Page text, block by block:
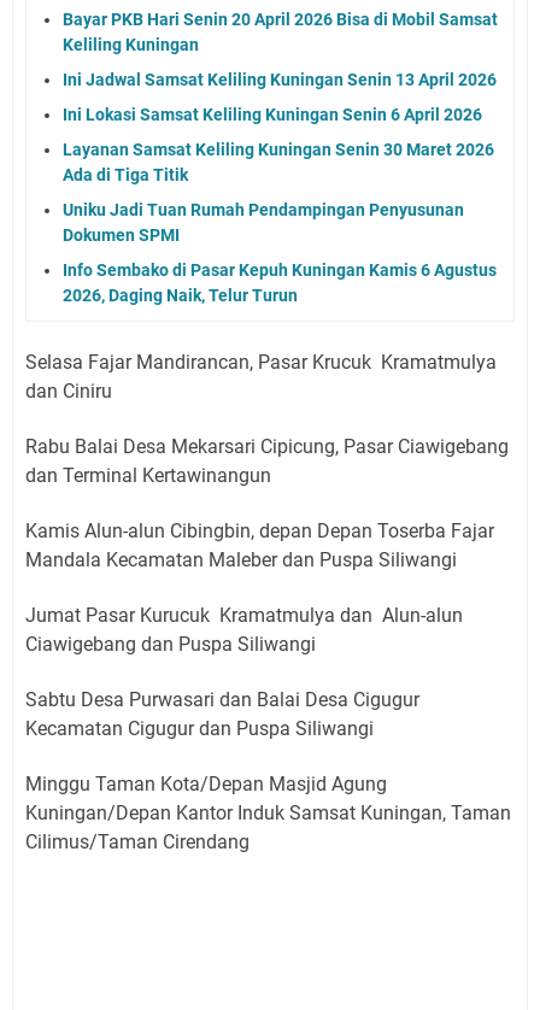
Bayar PKB Hari Senin 20 April 2026 Bisa di Mobil Samsat
Keliling Kuningan
Ini Jadwal Samsat Keliling Kuningan Senin 13 April 2026
Ini Lokasi Samsat Keliling Kuningan Senin 6 April 2026
Layanan Samsat Keliling Kuningan Senin 30 Maret 2026
Ada di Tiga Titik
Uniku Jadi Tuan Rumah Pendampingan Penyusunan
Dokumen SPMI
Info Sembako di Pasar Kepuh Kuningan Kamis 6 Agustus
2026, Daging Naik, Telur Turun
Selasa Fajar Mandirancan, Pasar Krucuk Kramatmulya
dan Ciniru
Rabu Balai Desa Mekarsari Cipicung, Pasar Ciawigebang
dan Terminal Kertawinangun
Kamis Alun-alun Cibingbin, depan Depan Toserba Fajar
Mandala Kecamatan Maleber dan Puspa Siliwangi
Jumat Pasar Kurucuk Kramatmulya dan Alun-alun
Ciawigebang dan Puspa Siliwangi
Sabtu Desa Purwasari dan Balai Desa Cigugur
Kecamatan Cigugur dan Puspa Siliwangi
Minggu Taman Kota/Depan Masjid Agung
Kuningan/Depan Kantor Induk Samsat Kuningan, Taman
Cilimus/Taman Cirendang